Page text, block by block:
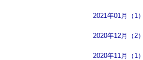
2021年01月（1）
2020年12月（2）
2020年11月（1）